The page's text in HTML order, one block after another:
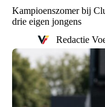
Kampioenszomer bij
drie eigen jongens
Redactie